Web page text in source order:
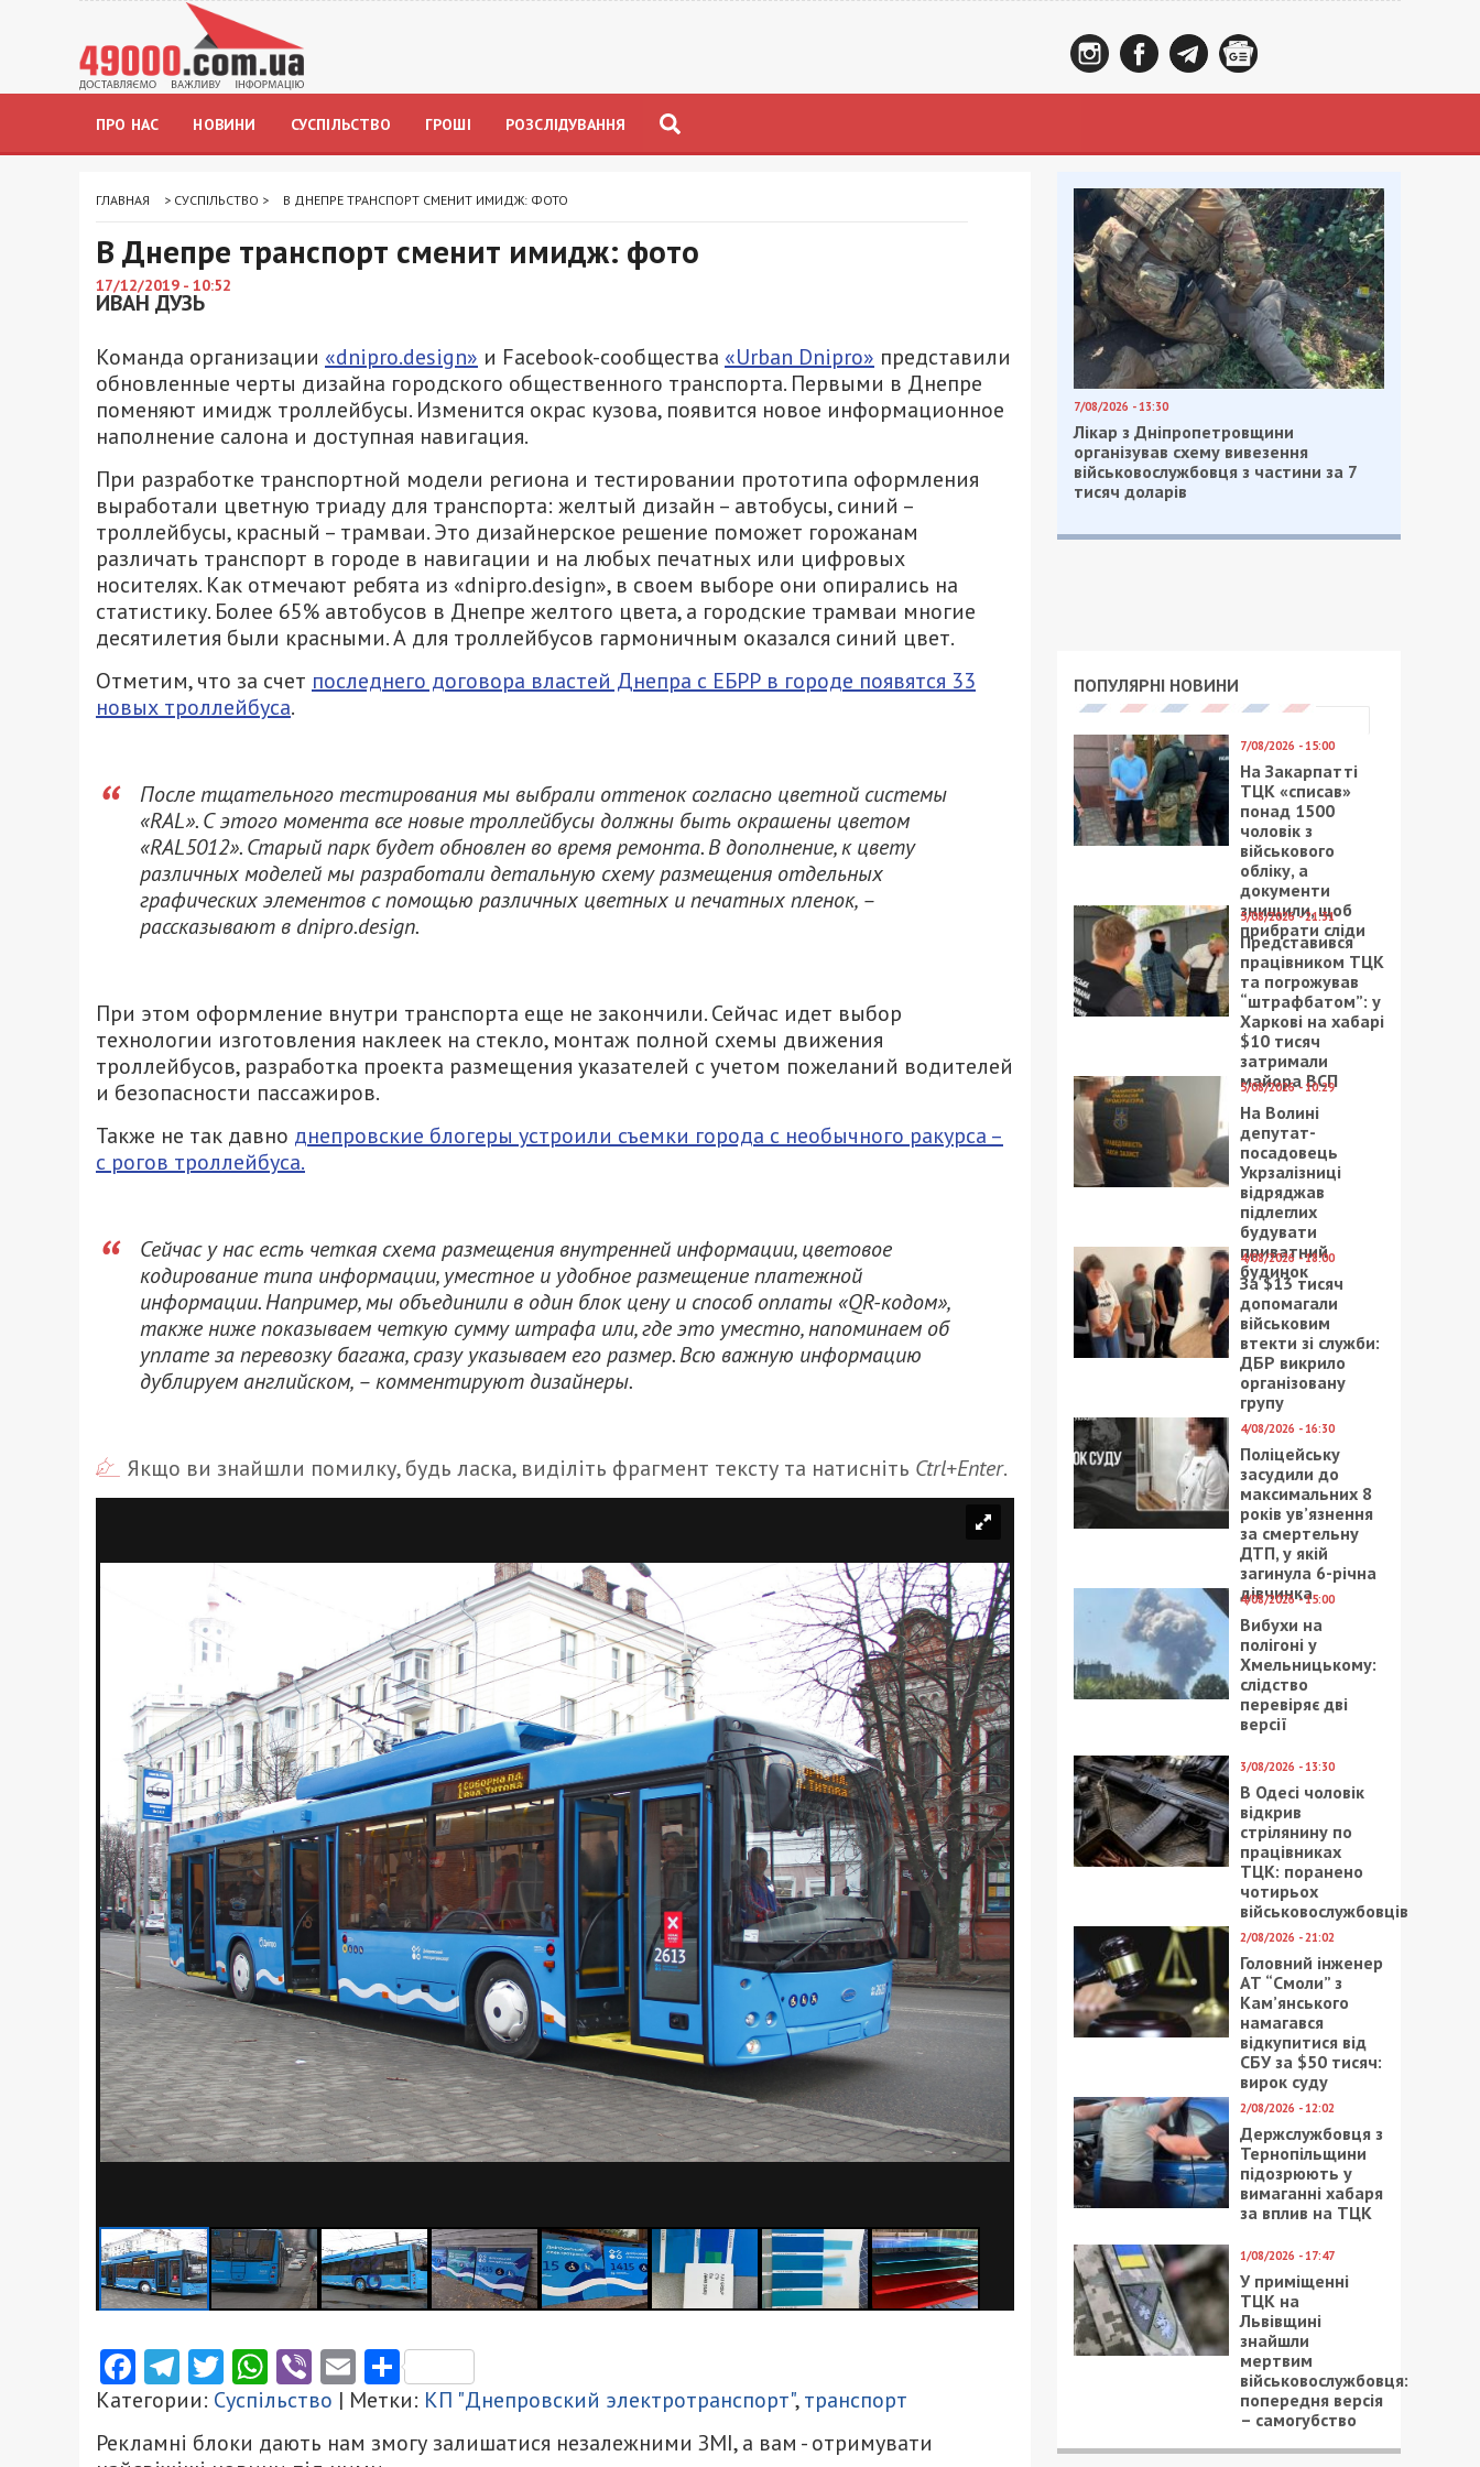
ПРО НАС НОВИНИ СУСПІЛЬСТВО ГРОШІ РОЗСЛІДУВАННЯ
ГЛАВНАЯ > СУСПІЛЬСТВО > В ДНЕПРЕ ТРАНСПОРТ СМЕНИТ ИМИДЖ: ФОТО
В Днепре транспорт сменит имидж: фото
17/12/2019 - 10:52
ИВАН ДУЗЬ
Команда организации «dnipro.design» и Facebook-сообщества «Urban Dnipro» представили
обновленные черты дизайна городского общественного транспорта. Первыми в Днепре
поменяют имидж троллейбусы. Изменится окрас кузова, появится новое информационное
наполнение салона и доступная навигация.
При разработке транспортной модели региона и тестировании прототипа оформления
выработали цветную триаду для транспорта: желтый дизайн – автобусы, синий –
троллейбусы, красный – трамваи. Это дизайнерское решение поможет горожанам
различать транспорт в городе в навигации и на любых печатных или цифровых
носителях. Как отмечают ребята из «dnipro.design», в своем выборе они опирались на
статистику. Более 65% автобусов в Днепре желтого цвета, а городские трамваи многие
десятилетия были красными. А для троллейбусов гармоничным оказался синий цвет.
Отметим, что за счет последнего договора властей Днепра с ЕБРР в городе появятся 33
новых троллейбуса.
После тщательного тестирования мы выбрали оттенок согласно цветной системы
«RAL». С этого момента все новые троллейбусы должны быть окрашены цветом
«RAL5012». Старый парк будет обновлен во время ремонта. В дополнение, к цвету
различных моделей мы разработали детальную схему размещения отдельных
графических элементов с помощью различных цветных и печатных пленок, –
рассказывают в dnipro.design.
При этом оформление внутри транспорта еще не закончили. Сейчас идет выбор
технологии изготовления наклеек на стекло, монтаж полной схемы движения
троллейбусов, разработка проекта размещения указателей с учетом пожеланий водителей
и безопасности пассажиров.
Также не так давно днепровские блогеры устроили съемки города с необычного ракурса –
с рогов троллейбуса.
Сейчас у нас есть четкая схема размещения внутренней информации, цветовое
кодирование типа информации, уместное и удобное размещение платежной
информации. Например, мы объединили в один блок цену и способ оплаты «QR-кодом»,
также ниже показываем четкую сумму штрафа или, где это уместно, напоминаем об
уплате за перевозку багажа, сразу указываем его размер. Всю важную информацию
дублируем английском, – комментируют дизайнеры.
Якщо ви знайшли помилку, будь ласка, виділіть фрагмент тексту та натисніть Ctrl+Enter.
Facebook
Telegram
Twitter
WhatsApp
ViberEmailПоділитися
Категории: Суспільство | Метки: КП "Днепровский электротранспорт",транспорт
Рекламні блоки дають нам змогу залишатися незалежними ЗМІ, а вам - отримувати
7/08/2026 - 13:30
Лікар з Дніпропетровщини
організував схему вивезення
військовослужбовця з частини за 7
тисяч доларів
ПОПУЛЯРНІ НОВИНИ
7/08/2026 - 15:00
На Закарпатті
ТЦК «списав»
понад 1500
чоловік з
військового
обліку, а
документи
знищили, щоб
прибрати сліди
5/08/2026 - 21:31
Представився
працівником ТЦК
та погрожував
“штрафбатом”: у
Харкові на хабарі
$10 тисяч
затримали
майора ВСП
5/08/2026 - 10:29
На Волині
депутат-
посадовець
Укрзалізниці
відряджав
підлеглих
будувати
приватний
будинок
4/08/2026 - 18:00
За $13 тисяч
допомагали
військовим
втекти зі служби:
ДБР викрило
організовану
групу
4/08/2026 - 16:30
Поліцейську
засудили до
максимальних 8
років ув’язнення
за смертельну
ДТП, у якій
загинула 6-річна
дівчинка
4/08/2026 - 15:00
Вибухи на
полігоні у
Хмельницькому:
слідство
перевіряє дві
версії
3/08/2026 - 13:30
В Одесі чоловік
відкрив
стрілянину по
працівниках
ТЦК: поранено
чотирьох
військовослужбовців
2/08/2026 - 21:02
Головний інженер
АТ “Смоли” з
Кам’янського
намагався
відкупитися від
СБУ за $50 тисяч:
вирок суду
2/08/2026 - 12:02
Держслужбовця з
Тернопільщини
підозрюють у
вимаганні хабаря
за вплив на ТЦК
1/08/2026 - 17:47
У приміщенні
ТЦК на
Львівщині
знайшли
мертвим
військовослужбовця:
попередня версія
– самогубство